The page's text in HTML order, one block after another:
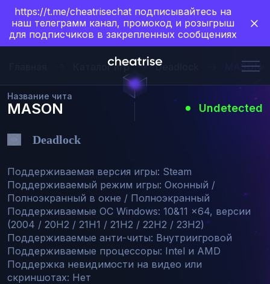
https://t.me/cheatrisechat подписывайтесь на
наш телеграмм канал, промокод и розыгрыш
для подписчиков в закрепленных сообщениях
Каталог игр Deadlock MASON
Название чита
MASON Undetected
Deadlock
Поддерживаемая версия игры: Steam
Поддерживаемый режим игры: Оконный /
Полноэкранный в окне / Полноэкранный
Поддерживаемые ОС W﻿indows﻿: 10&11 x64, версии
(2004 / 20H2 / 21H1 / 21H2 / 22H2 / 23H2)
Поддерживаемые анти-читы: Внутриигровой
Поддерживаемые процессоры: Intel и AMD
Поддержка невидимости на видео или
скриншотах: Нет